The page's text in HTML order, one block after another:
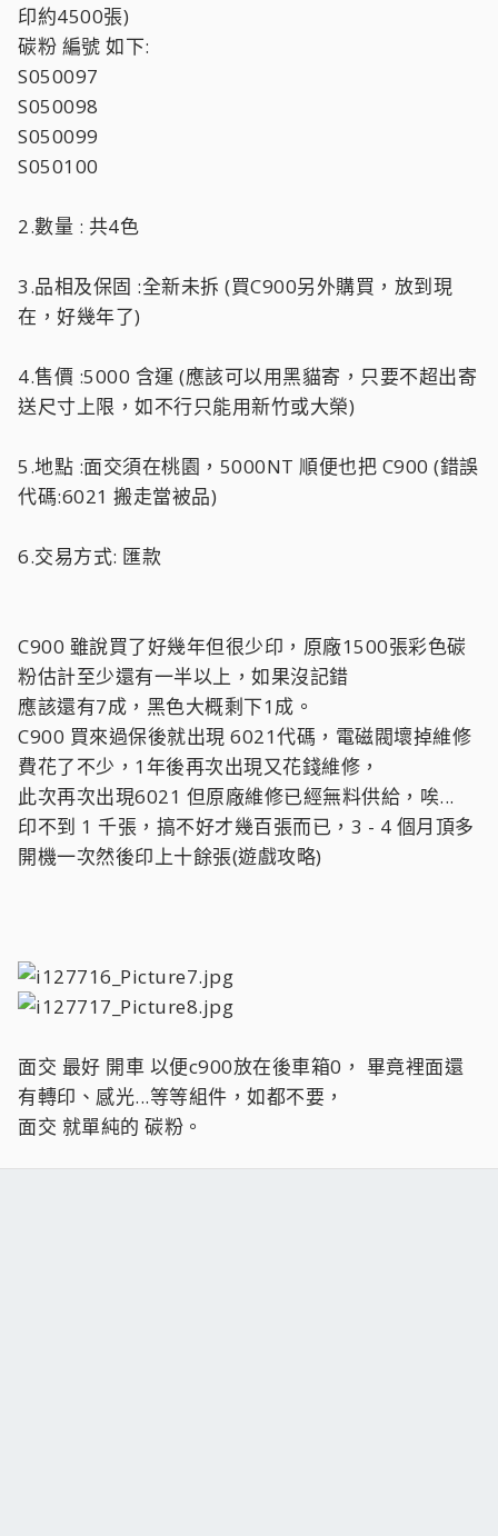
印約4500張)
碳粉 編號 如下:
S050097
S050098
S050099
S050100
2.數量 : 共4色
3.品相及保固 :全新未拆 (買C900另外購買，放到現
在，好幾年了)
4.售價 :5000 含運 (應該可以用黑貓寄，只要不超出寄
送尺寸上限，如不行只能用新竹或大榮)
5.地點 :面交須在桃園，5000NT 順便也把 C900 (錯誤
代碼:6021 搬走當被品)
6.交易方式: 匯款
C900 雖說買了好幾年但很少印，原廠1500張彩色碳
粉估計至少還有一半以上，如果沒記錯
應該還有7成，黑色大概剩下1成。
C900 買來過保後就出現 6021代碼，電磁閥壞掉維修
費花了不少，1年後再次出現又花錢維修，
此次再次出現6021 但原廠維修已經無料供給，唉...
印不到 1 千張，搞不好才幾百張而已，3 - 4 個月頂多
開機一次然後印上十餘張(遊戲攻略)
面交 最好 開車 以便c900放在後車箱0， 畢竟裡面還
有轉印、感光...等等組件，如都不要，
面交 就單純的 碳粉。